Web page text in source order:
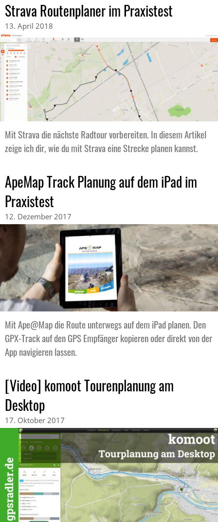
Strava Routenplaner im Praxistest
13. April 2018
Mit Strava die nächste Radtour vorbereiten. In diesem Artikel
zeige ich dir, wie du mit Strava eine Strecke planen kannst.
ApeMap Track Planung auf dem iPad im
Praxistest
12. Dezember 2017
Mit Ape@Map die Route unterwegs auf dem iPad planen. Den
GPX-Track auf den GPS Empfänger kopieren oder direkt von der
App navigieren lassen.
[Video] komoot Tourenplanung am
Desktop
17. Oktober 2017